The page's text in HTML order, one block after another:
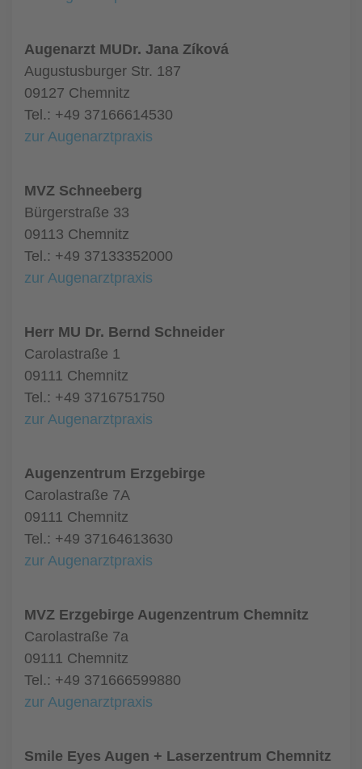
Augenarzt MUDr. Jana Zíková
Augustusburger Str. 187
09127 Chemnitz
Tel.: +49 37166614530
zur Augenarztpraxis
MVZ Schneeberg
Bürgerstraße 33
09113 Chemnitz
Tel.: +49 37133352000
zur Augenarztpraxis
Herr MU Dr. Bernd Schneider
Carolastraße 1
09111 Chemnitz
Tel.: +49 3716751750
zur Augenarztpraxis
Augenzentrum Erzgebirge
Carolastraße 7A
09111 Chemnitz
Tel.: +49 37164613630
zur Augenarztpraxis
MVZ Erzgebirge Augenzentrum Chemnitz
Carolastraße 7a
09111 Chemnitz
Tel.: +49 371666599880
zur Augenarztpraxis
Smile Eyes Augen + Laserzentrum Chemnitz